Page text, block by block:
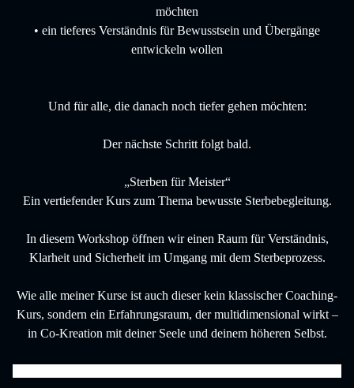
möchten
• ein tieferes Verständnis für Bewusstsein und Übergänge
entwickeln wollen
Und für alle, die danach noch tiefer gehen möchten:
Der nächste Schritt folgt bald.
„Sterben für Meister“
Ein vertiefender Kurs zum Thema bewusste Sterbebegleitung.
In diesem Workshop öffnen wir einen Raum für Verständnis,
Klarheit und Sicherheit im Umgang mit dem Sterbeprozess.
Wie alle meiner Kurse ist auch dieser kein klassischer Coaching-
Kurs, sondern ein Erfahrungsraum, der multidimensional wirkt –
in Co-Kreation mit deiner Seele und deinem höheren Selbst.